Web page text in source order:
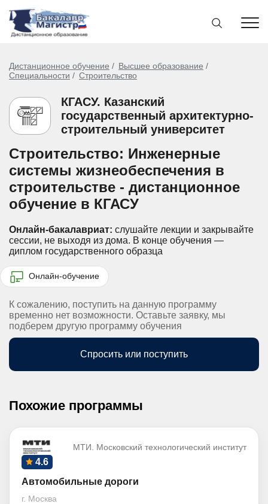
Дистанционное обучение
Высшее образование
Специальности
Строительство
КГАСУ. Казанский
государственный архитектурно-
строительный университет
Строительство: Инженерные
системы жизнеобеспечения в
строительстве - дистанционное
обучение в КГАСУ
Онлайн-бакалавриат: слушайте лекции и закрывайте
сессии, не выходя из дома. В конце обучения —
диплом государственного образца
Онлайн-обучение
К сожалению, поступить на данную программу
временно нет возможности. Оставьте заявку, мы
подберем другую программу обучения
Спросить или поступить
Похожие программы
МТИ. Московский технологический институт
4.6
Автомобильные дороги
г. Москва